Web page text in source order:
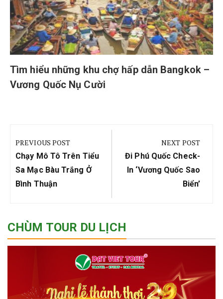
Tìm hiểu những khu chợ hấp dẫn Bangkok –
Vương Quốc Nụ Cười
hướng
bài
viết
PREVIOUS POST
Previous
Post:
Chạy Mô Tô Trên Tiểu
Sa Mạc Bàu Trắng Ở
Bình Thuận
NEXT POST
Next
Post:
Đi Phú Quốc Check-
In ‘vương Quốc Sao
Biển’
CHÙM TOUR DU LỊCH